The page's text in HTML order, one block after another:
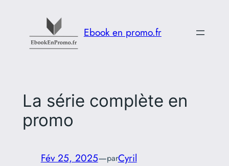
contenu
Ebook en promo.fr
La série complète en
promo
Fév 25, 2025—parCyril